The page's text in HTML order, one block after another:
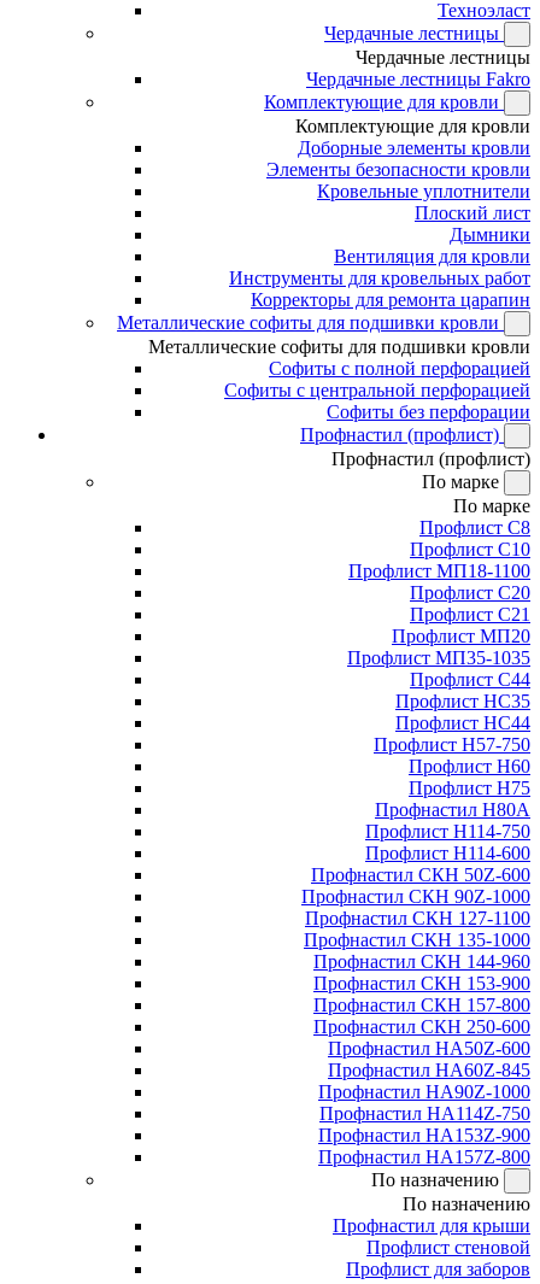
Техноэласт
Чердачные лестницы
Чердачные лестницы
Чердачные лестницы Fakro
Комплектующие для кровли
Комплектующие для кровли
Доборные элементы кровли
Элементы безопасности кровли
Кровельные уплотнители
Плоский лист
Дымники
Вентиляция для кровли
Инструменты для кровельных работ
Корректоры для ремонта царапин
Металлические софиты для подшивки кровли
Металлические софиты для подшивки кровли
Софиты с полной перфорацией
Софиты с центральной перфорацией
Софиты без перфорации
Профнастил (профлист)
Профнастил (профлист)
По марке
По марке
Профлист С8
Профлист С10
Профлист МП18-1100
Профлист С20
Профлист С21
Профлист МП20
Профлист МП35-1035
Профлист С44
Профлист НС35
Профлист НС44
Профлист Н57-750
Профлист Н60
Профлист Н75
Профнастил Н80А
Профлист Н114-750
Профлист Н114-600
Профнастил СКН 50Z-600
Профнастил СКН 90Z-1000
Профнастил СКН 127-1100
Профнастил СКН 135-1000
Профнастил СКН 144-960
Профнастил СКН 153-900
Профнастил СКН 157-800
Профнастил СКН 250-600
Профнастил НА50Z-600
Профнастил НА60Z-845
Профнастил НА90Z-1000
Профнастил НА114Z-750
Профнастил НА153Z-900
Профнастил НА157Z-800
По назначению
По назначению
Профнастил для крыши
Профлист стеновой
Профлист для заборов